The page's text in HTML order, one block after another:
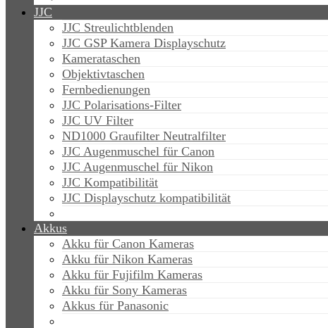
JJC
JJC Streulichtblenden
JJC GSP Kamera Displayschutz
Kamerataschen
Objektivtaschen
Fernbedienungen
JJC Polarisations-Filter
JJC UV Filter
ND1000 Graufilter Neutralfilter
JJC Augenmuschel für Canon
JJC Augenmuschel für Nikon
JJC Kompatibilität
JJC Displayschutz kompatibilität
Akkus
Akku für Canon Kameras
Akku für Nikon Kameras
Akku für Fujifilm Kameras
Akku für Sony Kameras
Akkus für Panasonic